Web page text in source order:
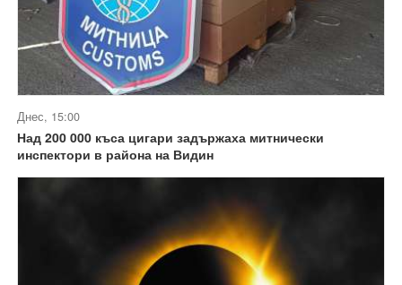
Днес, 15:00
Над 200 000 къса цигари задържаха митнически
инспектори в района на Видин